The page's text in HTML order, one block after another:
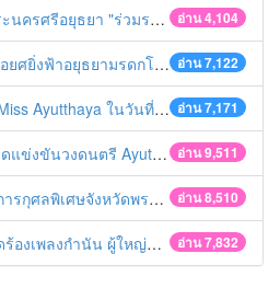
อ่าน 4,104
ปิดไฟหน้า คาดเข็มขัด" เทศกาลสงกรานต์ ปี 2561
อ่าน 7,122
ยิ่งฟ้าอยุธยามรดกโลก
อ่าน 7,171
ในวันที่ 15 ธันวาคม 2560
อ่าน 9,511
Ayutthaya battle of the bands
อ่าน 8,510
งหวัดพระนครศรีอยุธยา 2560
อ่าน 7,832
พลงกำนัน ผู้ใหญ่บ้าน ฯลฯ